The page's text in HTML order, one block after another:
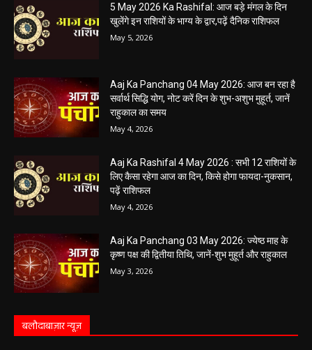
5 May 2026 Ka Rashifal: आज बड़े मंगल के दिन
खुलेंगे इन राशियों के भाग्य के द्वार,पढ़ें दैनिक राशिफल
May 5, 2026
Aaj Ka Panchang 04 May 2026: आज बन रहा है
सर्वार्थ सिद्धि योग, नोट करें दिन के शुभ-अशुभ मुहूर्त, जानें
राहुकाल का समय
May 4, 2026
Aaj Ka Rashifal 4 May 2026 : सभी 12 राशियों के
लिए कैसा रहेगा आज का दिन, किसे होगा फायदा-नुकसान,
पढ़ें राशिफल
May 4, 2026
Aaj Ka Panchang 03 May 2026: ज्येष्ठ माह के
कृष्ण पक्ष की द्वितीया तिथि, जानें-शुभ मुहूर्त और राहुकाल
May 3, 2026
बलौदाबाज़ार न्यूज़